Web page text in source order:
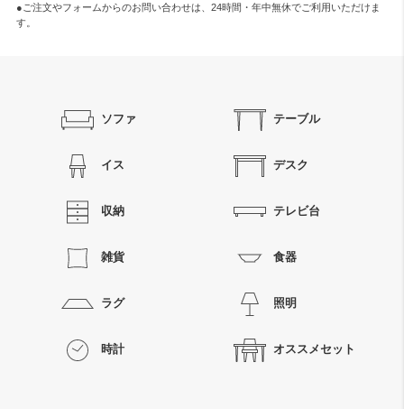
●ご注文やフォームからのお問い合わせは、 24時間・年中無休でご利用いただけま
す。
ソファ テーブル
イス デスク
収納 テレビ台
雑貨 食器
ラグ 照明
時計 オススメセット